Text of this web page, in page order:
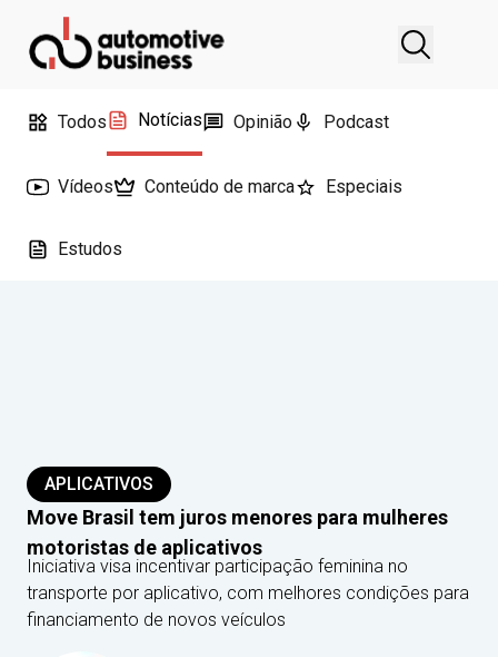
Todos Notícias Opinião Podcast
Vídeos Conteúdo de marca Especiais
Estudos
APLICATIVOS
Move Brasil tem juros menores para mulheres
motoristas de aplicativos
Iniciativa visa incentivar participação feminina no
transporte por aplicativo, com melhores condições para
financiamento de novos veículos